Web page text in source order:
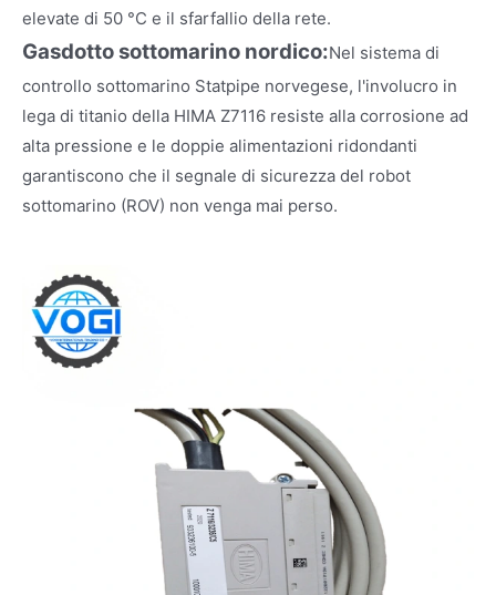
elevate di 50 °C e il sfarfallio della rete.
Gasdotto sottomarino nordico:Nel sistema di
controllo sottomarino Statpipe norvegese, l'involucro in
lega di titanio della HIMA Z7116 resiste alla corrosione ad
alta pressione e le doppie alimentazioni ridondanti
garantiscono che il segnale di sicurezza del robot
sottomarino (ROV) non venga mai perso.